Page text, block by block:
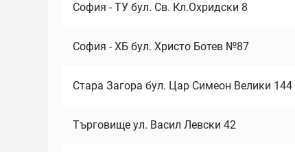
София - ТУ бул. Св. Кл.Охридски 8
София - ХБ бул. Христо Ботев №87
Стара Загора бул. Цар Симеон Велики 144
Търговище ул. Васил Левски 42